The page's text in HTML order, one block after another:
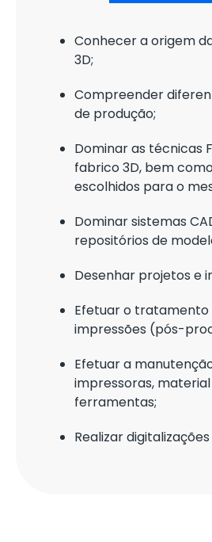
Conhecer a origem
3D;
Compreender
de produção;
Dominar as técnicas
fabrico 3D, bem
escolhidos para o
Dominar sistemas
repositórios de
Desenhar projetos e
Efetuar o tratamento
impressões (pós-
Efetuar a
impressoras,
ferramentas;
Realizar digitalizações